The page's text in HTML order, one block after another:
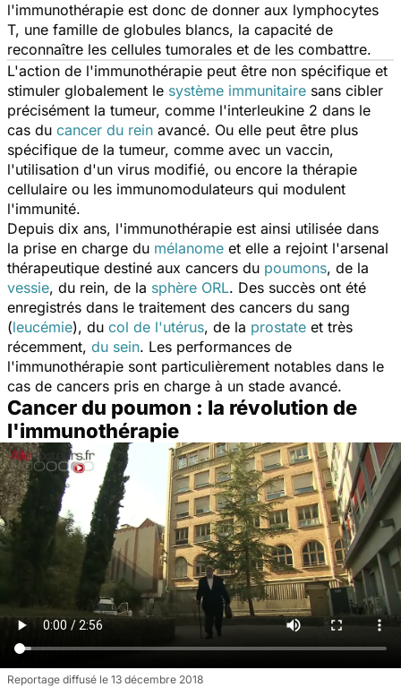
l'immunothérapie est donc de donner aux lymphocytes
T, une famille de globules blancs, la capacité de
reconnaître les cellules tumorales et de les combattre.
L'action de l'immunothérapie peut être non spécifique et
stimuler globalement le système immunitaire sans cibler
précisément la tumeur, comme l'interleukine 2 dans le
cas du cancer du rein avancé. Ou elle peut être plus
spécifique de la tumeur, comme avec un vaccin,
l'utilisation d'un virus modifié, ou encore la thérapie
cellulaire ou les immunomodulateurs qui modulent
l'immunité.
Depuis dix ans, l'immunothérapie est ainsi utilisée dans
la prise en charge du mélanome et elle a rejoint l'arsenal
thérapeutique destiné aux cancers du poumons, de la
vessie, du rein, de la sphère ORL. Des succès ont été
enregistrés dans le traitement des cancers du sang
(leucémie), du col de l'utérus, de la prostate et très
récemment, du sein. Les performances de
l'immunothérapie sont particulièrement notables dans le
cas de cancers pris en charge à un stade avancé.
Cancer du poumon : la révolution de
l'immunothérapie
Reportage diffusé le 13 décembre 2018